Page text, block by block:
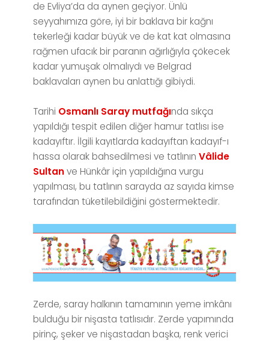
de Evliya’da da aynen geçiyor. Ünlü
seyyahımıza göre, iyi bir baklava bir kağnı
tekerleği kadar büyük ve de kat kat olmasına
rağmen ufacık bir paranın ağırlığıyla çökecek
kadar yumuşak olmalıydı ve Belgrad
baklavaları aynen bu anlattığı gibiydi.
Tarihi Osmanlı Saray mutfağında sıkça
yapıldığı tespit edilen diğer hamur tatlısı ise
kadayıftır. İlgili kayıtlarda kadayıftan kadayıf-ı
hassa olarak bahsedilmesi ve tatlınınVâlide
Sultanve Hünkâr için yapıldığına vurgu
yapılması, bu tatlının sarayda az sayıda kimse
tarafından tüketilebildiğini göstermektedir.
Zerde, saray halkının tamamının yeme imkânı
bulduğu bir nişasta tatlısıdır. Zerde yapımında
pirinç, şeker ve nişastadan başka, renk verici